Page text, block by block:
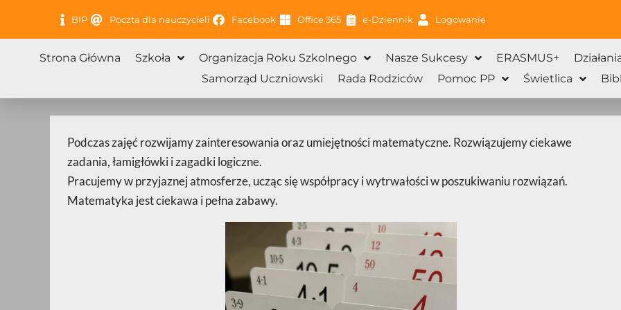
BIP Poczta dla nauczycieli Facebook Office 365 e-Dziennik Logowanie
Strona Główna Szkoła Organizacja Roku Szkolnego Nasze Sukcesy ERASMUS+
Samorząd Uczniowski
Rada Rodziców Pomoc PP Świetlica
Podczas zajęć rozwijamy zainteresowania oraz umiejętności matematyczne. Rozwiązujemy ciekawe
zadania, łamigłówki i zagadki logiczne.
Pracujemy w przyjaznej atmosferze, ucząc się współpracy i wytrwałości w poszukiwaniu rozwiązań.
Matematyka jest ciekawa i pełna zabawy.